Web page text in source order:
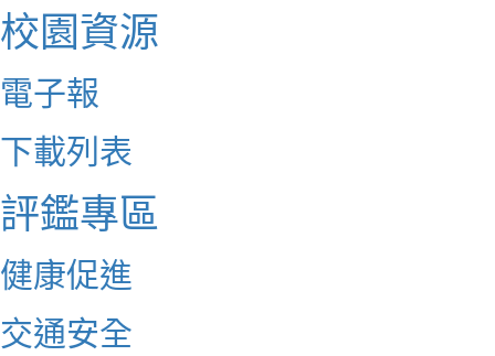
校園資源
電子報
下載列表
評鑑專區
健康促進
交通安全